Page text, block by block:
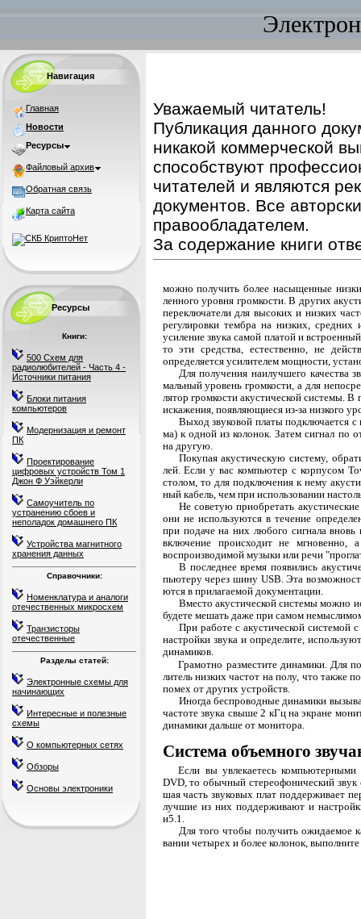
Навигация
Главная
Новости
Ресурсы
Файловый архив
Обратная связь
Карта сайта
Ресурсы
Книги:
500 Схем для
радиолюбителей - Часть 4 -
Источники питания
Блоки питания
компьютеров
Модернизация и ремонт
ПК
Проектирование
цифровых устройств Том 1
Джон Ф Уэйкерли
Самоучитель по
устранению сбоев и
неполадок домашнего ПК
Устройства магнитного
хранения данных
Справочники:
Номенклатура и аналоги
отечественных микросхем
Транзисторы
отечественные
Разделы статей:
Электронные схемы для
начинающих
Интересные и полезные
схемы
О компьютерных сетях
Обзоры
Основы электроники
Уважаемый читатель!
Публикация данного
никакой коммерческой
способствуют
читателей и являются
документов. Все
правообладателем.
За содержание книги
можно получить более насыщенные
ленного уровня громкости. В других
переключатели для высоких и низких
регулировки тембра на низких,
усиление звука самой платой и
то эти средства, естественно, не
определяется усилителем мощности,
Для получения наилучшего качества
мальный уровень громкости, а для
лятор громкости акустической системы. В
искажения, появляющиеся из-за низкого
Выход звуковой платы подключается
ма) к одной из колонок. Затем сигнал по
на другую.
Покупая акустическую систему,
лей. Если у вас компьютер с корпусом
столом, то для подключения к нему
ный кабель, чем при использовании
Не советую приобретать
они не используются в течение
при подаче на них любого сигнала
включе­ние происходит не мгновенно,
воспроизводимой музыки или речи
В последнее время появились
пьютеру через шину USB. Эта
ются в прилагаемой документации.
Вместо акустической системы можно
будете мешать даже при самом
При работе с акустической системой
настройки звука и определите,
динамиков.
Грамотно разместите динамики. Для
литель низких частот на полу, что также
помех от других устройств.
Иногда беспроводные динамики
частоте звука свыше 2 кГц на экране
динамики дальше от монитора.
Система объемного
Если вы увлекаетесь
DVD, то обычный стереофонический
шая часть звуковых плат поддерживает
лучшие из них поддерживают и
и5.1.
Для того чтобы получить ожидаемое
вании четырех и более колонок,